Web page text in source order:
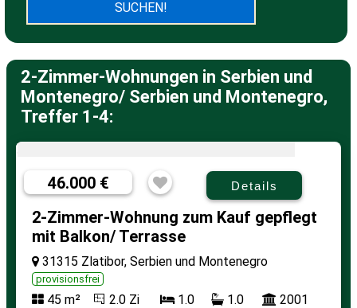
2-Zimmer-Wohnungen in Serbien und
Montenegro/ Serbien und Montenegro,
Treffer 1-4:
46.000 € Details
2-Zimmer-Wohnung zum Kauf gepflegt
mit Balkon/ Terrasse
31315 Zlatibor, Serbien und Montenegro
provisionsfrei
45 m² 2.0 Zi 1.0 1.0 2001